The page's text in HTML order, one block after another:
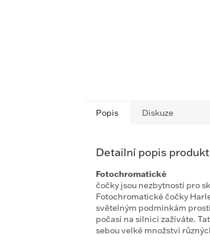
Popis Diskuze
Detailní popis
Fotochromatické
čočky jsou nezbytností pro
Fotochromatické čočky
světelným podmínkám
počasí na silnici zažíváte.
sebou velké množství